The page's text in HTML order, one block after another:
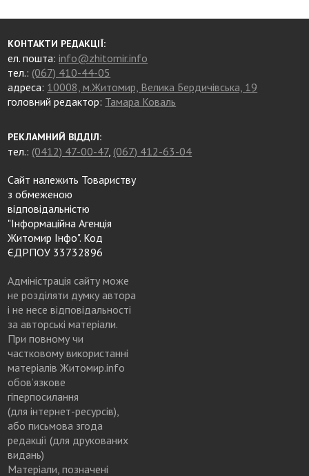
КОНТАКТИ РЕДАКЦІЇ:
ел. пошта:info@zhitomir.info
тел.: (067) 410-44-05
адреса: 10008, м.Житомир, Велика Бердичівська, 19
головний редактор: Тамара Коваль
РЕКЛАМНИЙ ВІДДІЛ:
тел.: (0412) 47-00-47, (067) 412-63-04
Сайт належить Товариству
з обмеженою
відповідальністю
"Інформаційна Агенція
Житомир Інфо". Код
ЄДРПОУ 33732896
Адміністрація сайту може
не розділяти думку автора
і не несе відповідальності
за авторські матеріали.
При повному чи
частковому використанні
матеріалів Житомир.info
обов’язкове
гіперпосилання
(для інтернет-ресурсів),
або письмова згода
редакції (для друкованих
видань)
Матеріали, позначені